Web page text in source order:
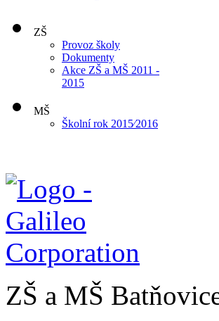
ZŠ
Provoz školy
Dokumenty
Akce ZŠ a MŠ 2011 -
2015
MŠ
Školní rok 2015⁄2016
ZŠ a MŠ